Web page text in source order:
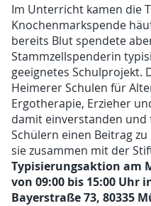
Im Unterricht kamen die
Knochenmarkspende
bereits Blut spendete
Stammzellspenderin
geeignetes Schulprojekt.
Heimerer Schulen für
Ergotherapie, Erzieher
damit einverstanden
Schülern einen Beitrag
sie zusammen mit der
Typisierungsaktion am
von 09:00 bis 15:00 Uhr
Bayerstraße 73, 80335